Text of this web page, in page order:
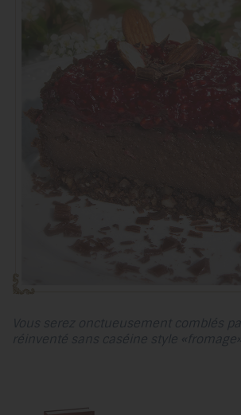
Vous serez onctueusement comblés
réinventé sans caséine style «fromage».